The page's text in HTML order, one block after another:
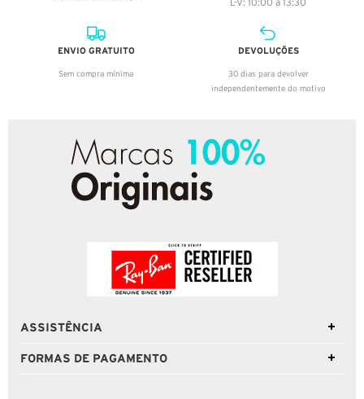
L-V: 10:00 a 13:30
ENVIO GRATUITO
Sem compra mínima
DEVOLUÇÕES
30 dias para devolver
independentemente do motivo
ASSISTÊNCIA
FORMAS DE PAGAMENTO